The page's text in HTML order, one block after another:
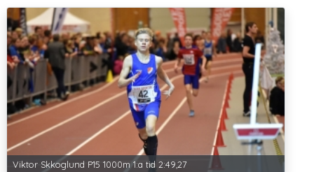
Viktor Skkoglund P15 1000m 1:a tid 2:49,27